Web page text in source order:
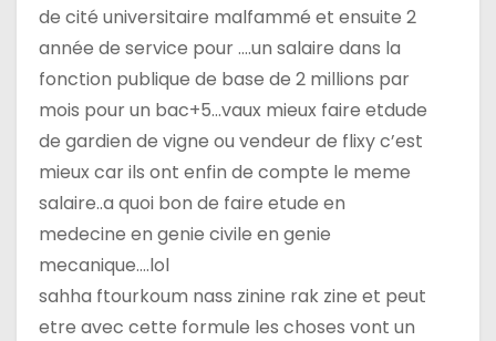
de cité universitaire malfammé et ensuite 2
année de service pour ….un salaire dans la
fonction publique de base de 2 millions par
mois pour un bac+5…vaux mieux faire etdude
de gardien de vigne ou vendeur de flixy c’est
mieux car ils ont enfin de compte le meme
salaire..a quoi bon de faire etude en
medecine en genie civile en genie
mecanique….lol
sahha ftourkoum nass zinine rak zine et peut
etre avec cette formule les choses vont un